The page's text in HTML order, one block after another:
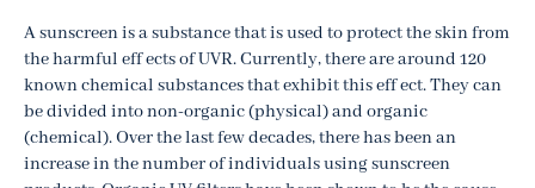
A sunscreen is a substance that is used to protect the skin from
the harmful eff ects of UVR. Currently, there are around 120
known chemical substances that exhibit this eff ect. They can
be divided into non-organic (physical) and organic
(chemical). Over the last few decades, there has been an
increase in the number of individuals using sunscreen